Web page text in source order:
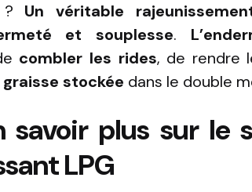
? Un véritable
et souplesse.
combler les rides, de rendre
stockée dans le double
savoir plus sur le
LPG